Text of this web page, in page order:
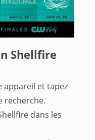
Shellfire
appareil et tapez
recherche.
dans les